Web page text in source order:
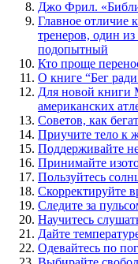
Джо Фрил.
Главное отличие
тренеров, один
подопытный
Кто проще
О книге “Бег
Для новой книги
американских
Советов, как
Приучите тело к
Поддерживайте
Принимайте
Пользуйтесь
Скорректируйте
Следите за
Научитесь
Дайте
Одевайтесь по